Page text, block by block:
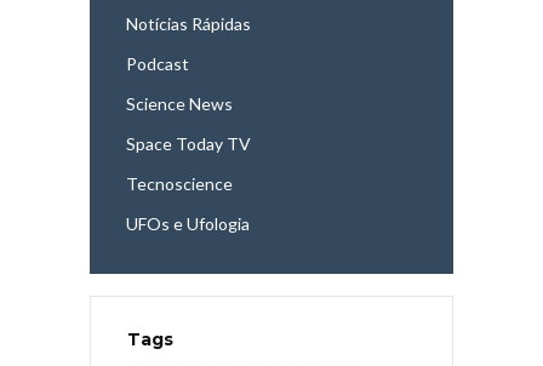
Notícias Rápidas
Podcast
Science News
Space Today TV
Tecnoscience
UFOs e Ufologia
Tags